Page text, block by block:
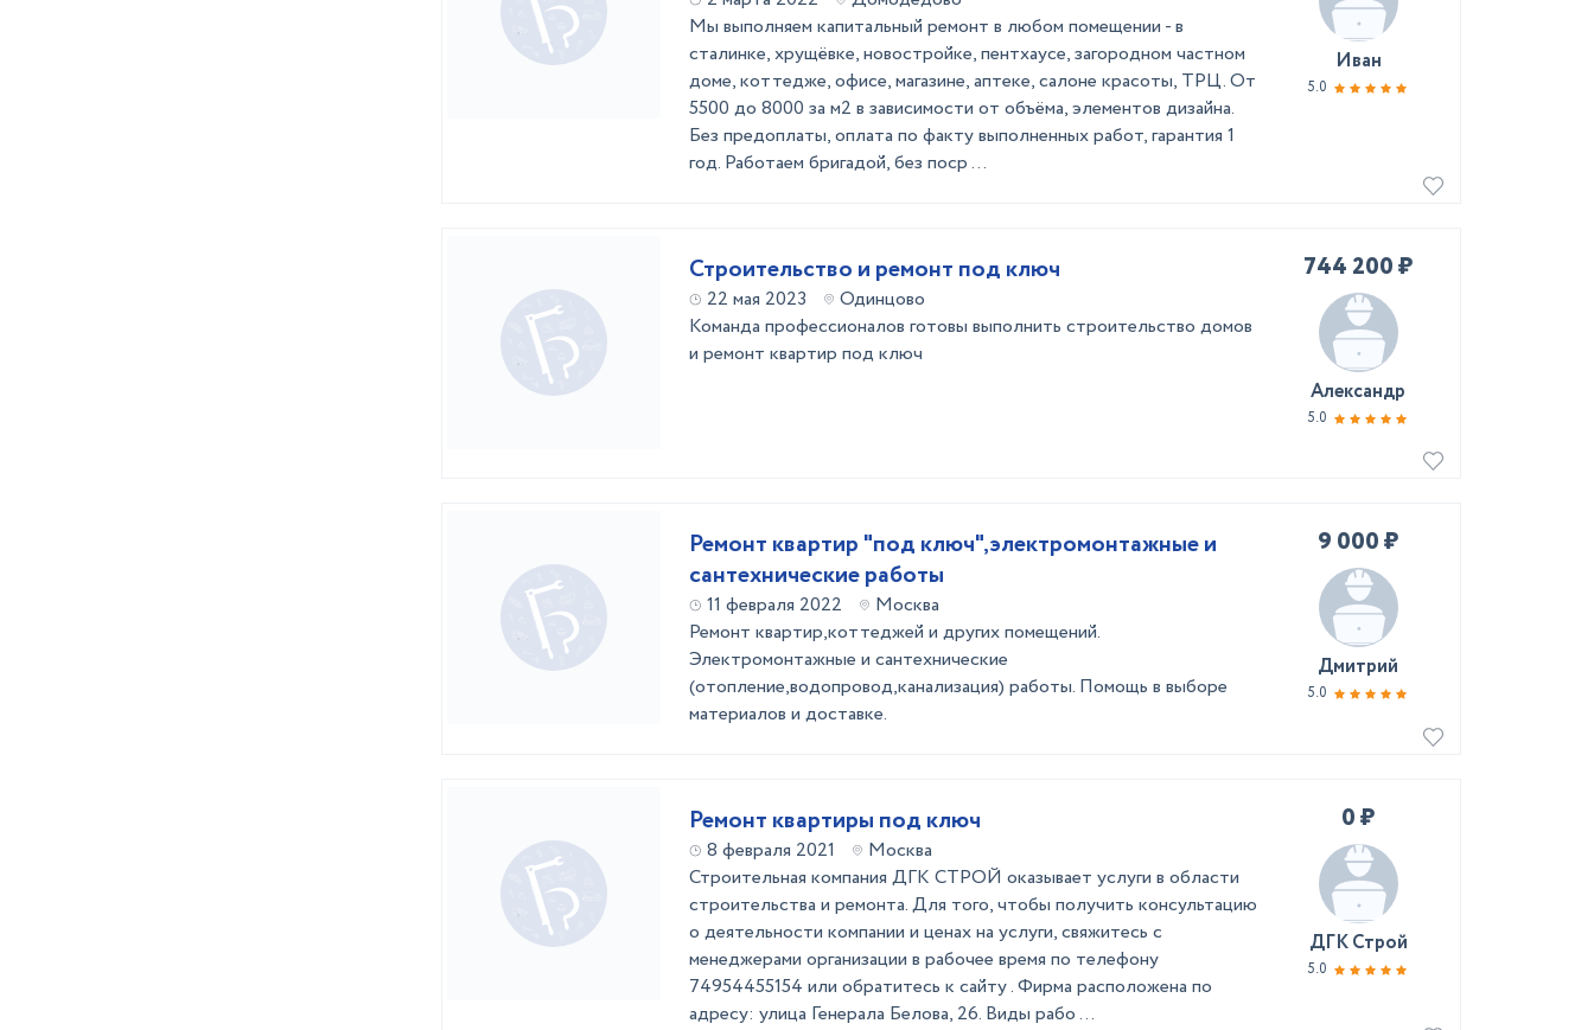
Мы выполняем капитальный ремонт в любом помещении - в
сталинке, хрущёвке, новостройке, пентхаусе, загородном частном
доме, коттедже, офисе, магазине, аптеке, салоне красоты, ТРЦ. От
5500 до 8000 за м2 в зависимости от объёма, элементов дизайна.
Без предоплаты, оплата по факту выполненных работ, гарантия 1
год. Работаем бригадой, без поср ...
Иван
5.0
Строительство и ремонт под ключ
22 мая 2023
Одинцово
Команда профессионалов готовы выполнить строительство домов
и ремонт квартир под ключ
744 200 ₽
Александр
5.0
Ремонт квартир "под ключ",электромонтажные и
сантехнические работы
11 февраля 2022
Москва
Ремонт квартир,коттеджей и других помещений.
Электромонтажные и сантехнические
(отопление,водопровод,канализация) работы. Помощь в выборе
материалов и доставке.
9 000 ₽
Дмитрий
5.0
Ремонт квартиры под ключ
8 февраля 2021
Москва
Строительная компания ДГК СТРОЙ оказывает услуги в области
строительства и ремонта. Для того, чтобы получить консультацию
о деятельности компании и ценах на услуги, свяжитесь с
менеджерами организации в рабочее время по телефону
74954455154 или обратитесь к сайту . Фирма расположена по
адресу: улица Генерала Белова, 26. Виды рабо ...
0 ₽
ДГК Строй
5.0